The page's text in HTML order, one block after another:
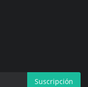
Suscripción